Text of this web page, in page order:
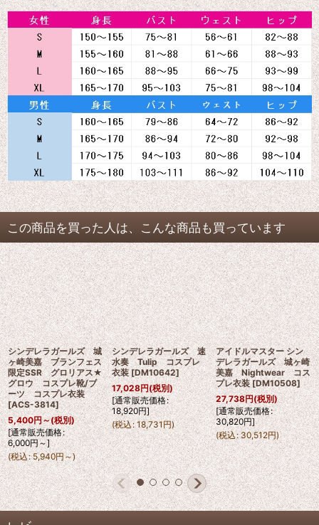
この商品を買った人は、こんな商品も買っています
シンデレラガールズ 城
ヶ崎美嘉 ブランフェス
限定SSR グロリアス★
グロウ コスプレ靴/ブ
ーツ コスプレ衣装
[ACS-3814]
5,400円～(税別)
[通常販売価格:
6,000円～]
(税込: 5,940円 ～)
シンデレラガールズ 速
水奏 Tulip コスプレ
衣装 [DM10642]
17,028円(税別)
[通常販売価格:
18,920円]
(税込: 18,731円)
アイドルマスター シン
デレラガールズ 城ヶ崎
美嘉 Nightwear コス
プレ衣装 [DM10508]
27,738円(税別)
[通常販売価格:
30,820円]
(税込: 30,512円)